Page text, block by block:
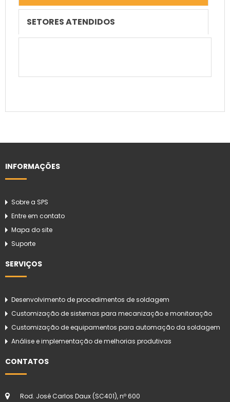
SETORES ATENDIDOS
INFORMAÇÕES
Sobre a SPS
Entre em contato
Mapa do site
Suporte
SERVIÇOS
Desenvolvimento de procedimentos de soldagem
Customização de sistemas para mecanização e monitoração
Customização de equipamentos para automação da soldagem
Análise e implementação de melhorias produtivas
CONTATOS
Rod. José Carlos Daux (SC401), nº 600